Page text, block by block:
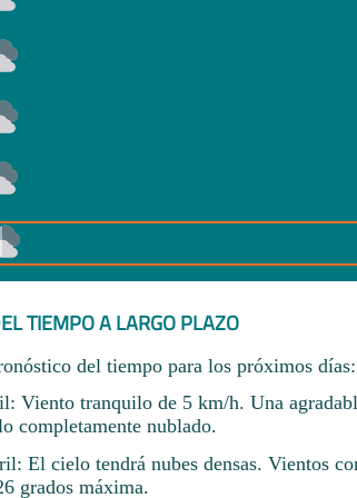
TIEMPO A LARGO PLAZO
del tiempo para los próximos días:
Viento tranquilo de 5 km/h. Una
completamente nublado.
El cielo tendrá nubes densas. Vientos
grados máxima.